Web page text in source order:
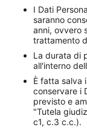
I Dati
saranno
anni, ovvero
trattamento
La durata di
all'interno
È fatta salva
conservare i
previsto e
"Tutela
c1, c.3 c.c.).